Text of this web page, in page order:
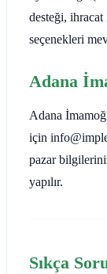
desteği,
seçenekleri
Adana
Adana
için
pazar
yapılır.
Sıkça